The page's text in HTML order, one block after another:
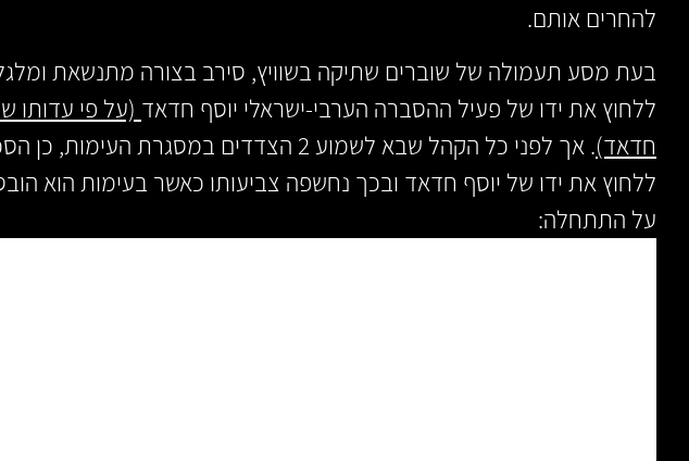
להחרים אותם.
בעת מסע תעמולה של שוברים שתיקה בשוויץ, סירב בצורה מתנשאת
ללחוץ את ידו של פעיל ההסברה הערבי-ישראלי יוסף חדאד (על פי עדותו
חדאד)
. אך לפני כל הקהל שבא לשמוע 2 הצדדים במסגרת העימות,
ללחוץ את ידו של יוסף חדאד ובכך נחשפה צביעותו כאשר בעימות הוא
על התתחלה: